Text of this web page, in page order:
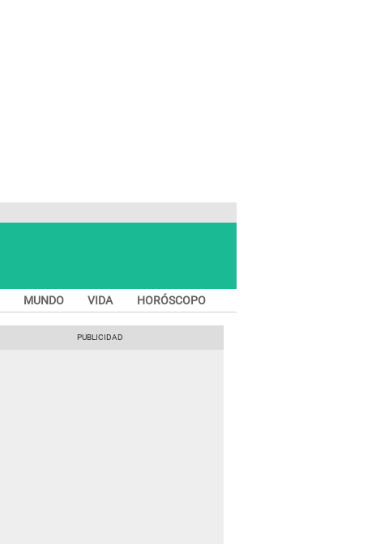
MUNDO VIDA HORÓSCOPO